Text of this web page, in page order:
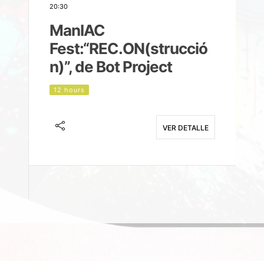
20:30
ManIAC
Fest:“REC.ON(strucció
n)”, de Bot Project
12 hours
VER DETALLE